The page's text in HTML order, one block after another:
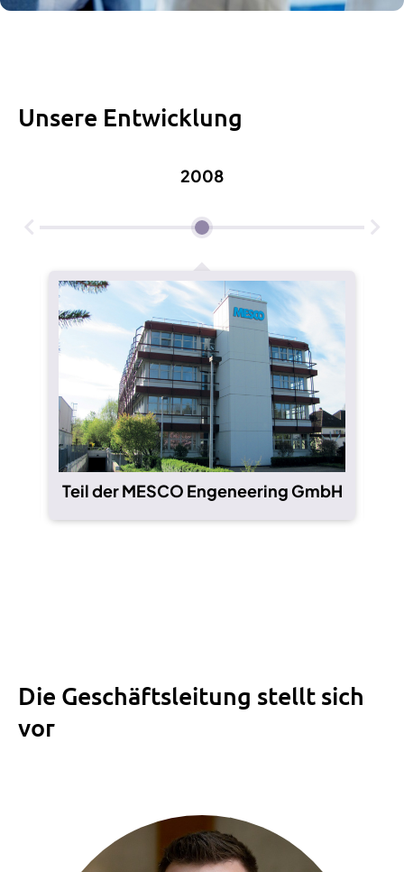
Unsere Entwicklung
2008
Teil der MESCO Engeneering GmbH
Die Geschäftsleitung stellt sich
vor